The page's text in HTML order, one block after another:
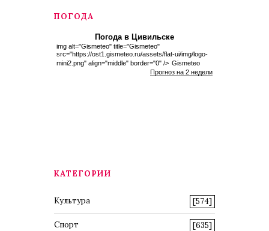
ПОГОДА
Погода в Цивильске
img alt="Gismeteo" title="Gismeteo"
src="https://ost1.gismeteo.ru/assets/flat-ui/img/logo-
mini2.png" align="middle" border="0" /> Gismeteo
Прогноз на 2 недели
КАТЕГОРИИ
Культура [574]
Спорт [635]